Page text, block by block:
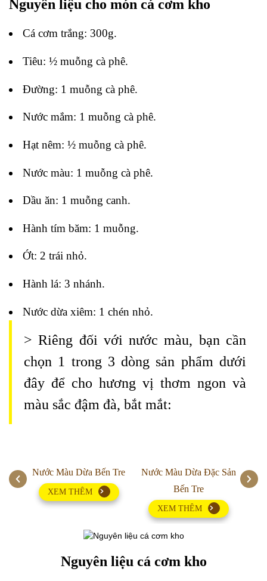
Nguyên liệu cho món cá cơm kho
Cá cơm trắng: 300g.
Tiêu: ½ muỗng cà phê.
Đường: 1 muỗng cà phê.
Nước mắm: 1 muỗng cà phê.
Hạt nêm: ½ muỗng cà phê.
Nước màu: 1 muỗng cà phê.
Dầu ăn: 1 muỗng canh.
Hành tím băm: 1 muỗng.
Ớt: 2 trái nhỏ.
Hành lá: 3 nhánh.
Nước dừa xiêm: 1 chén nhỏ.
> Riêng đối với nước màu, bạn cần
chọn 1 trong 3 dòng sản phẩm dưới
đây để cho hương vị thơm ngon và
màu sắc đậm đà, bắt mắt:
Nước Màu Dừa Bến Tre
XEM THÊM
Nước Màu Dừa Đặc Sản
Bến Tre
XEM THÊM
Nguyên liệu cá cơm kho